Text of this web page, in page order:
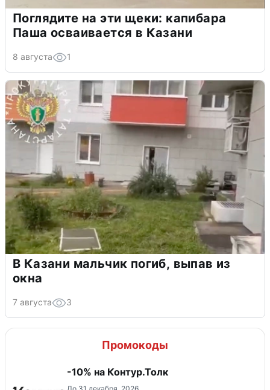
Поглядите на эти щеки: капибара
Паша осваивается в Казани
8 августа 1
В Казани мальчик погиб, выпав из
окна
7 августа 3
Промокоды
-10% на Контур.Толк